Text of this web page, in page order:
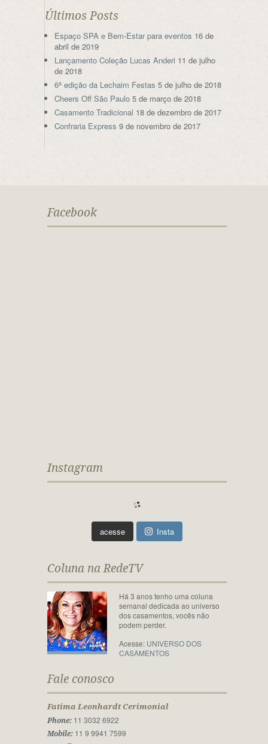
Últimos Posts
Espaço SPA e Bem-Estar para eventos 16 de
abril de 2019
Lançamento Coleção Lucas Anderi 11 de julho
de 2018
6ª edição da Lechaim Festas 5 de julho de 2018
Cheers Off São Paulo 5 de março de 2018
Casamento Tradicional 18 de dezembro de 2017
Confraria Express 9 de novembro de 2017
Facebook
Instagram
acesse Insta
Coluna na RedeTV
Há 3 anos tenho uma coluna
semanal dedicada ao universo
dos casamentos, vocês não
podem perder.
Acesse: UNIVERSO DOS
CASAMENTOS
Fale conosco
Fatima Leonhardt Cerimonial
Phone:11 3032 6922
Mobile:11 9 9941 7599